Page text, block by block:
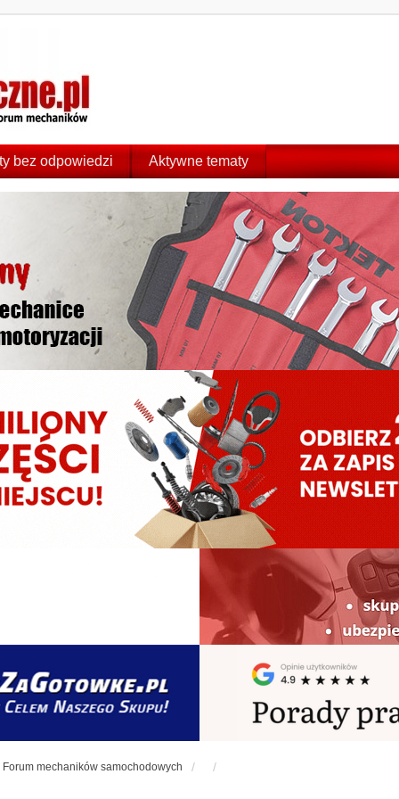
bez odpowiedzi Aktywne tematy
Forum mechaników samochodowych